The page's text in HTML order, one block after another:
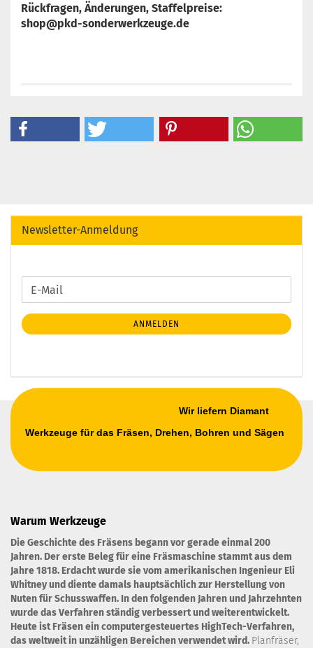
Rückfragen, Änderungen, Staffelpreise:
shop@pkd-sonderwerkzeuge.de
Newsletter-Anmeldung
WEITER
ZUR
NEWSLETTER-
ANMELDUNG
E-
Mail
ANMELDEN
Wir liefern Diamant
Werkzeuge für das Fräsen, Drehen, Bohren und Sägen
Warum Werkzeuge
Die Geschichte des Fräsens begann vor gerade einmal 200
Jahren. Der erste Beleg für eine Fräsmaschine stammt aus dem
Jahre 1818. Erdacht wurde sie vom amerikanischen Ingenieur Eli
Whitney und diente damals hauptsächlich zur Herstellung von
Nuten für Schusswaffen. In den folgenden Jahren und Jahrzehnten
wurde das Verfahren ständig verbessert und weiterentwickelt.
Heute ist Fräsen ein computergesteuertes HighTech-Verfahren,
das weltweit in unzähligen Bereichen verwendet wird. Planfräser,